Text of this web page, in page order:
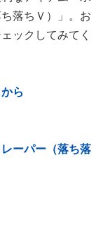
落ちＶ）」。お
ックしてみてく
ら
ーパー（落ち落